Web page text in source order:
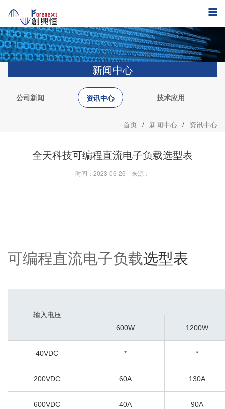
新闻中心
公司新闻 资讯中心 技术应用
首页 / 新闻中心 / 资讯中心
全天科技可编程直流电子负载选型表
时间：2023-06-26 来源：
可编程直流电子负载选型表
输入电压
600W
1200W
40VDC * *
200VDC 60A 130A
600VDC 40A 90A